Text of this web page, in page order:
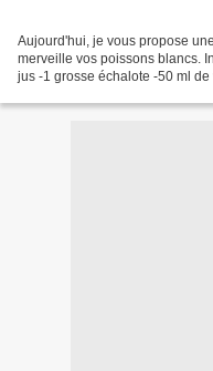
Aujourd'hui, je vous propose
merveille vos poissons blancs.
jus -1 grosse échalote -50 ml